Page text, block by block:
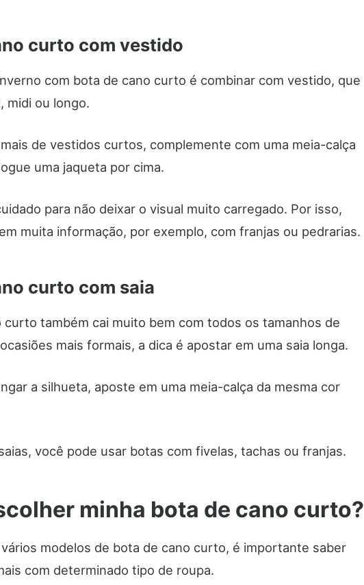
curto com vestido
com bota de cano curto é combinar com vestido, que
midi ou longo.
de vestidos curtos, complemente com uma meia-calça
uma jaqueta por cima.
para não deixar o visual muito carregado. Por isso,
muita informação, por exemplo, com franjas ou pedrarias.
curto com saia
curto também cai muito bem com todos os tamanhos de
mais formais, a dica é apostar em uma saia longa.
a silhueta, aposte em uma meia-calça da mesma cor
você pode usar botas com fivelas, tachas ou franjas.
minha bota de cano curto?
modelos de bota de cano curto, é importante saber
com determinado tipo de roupa.